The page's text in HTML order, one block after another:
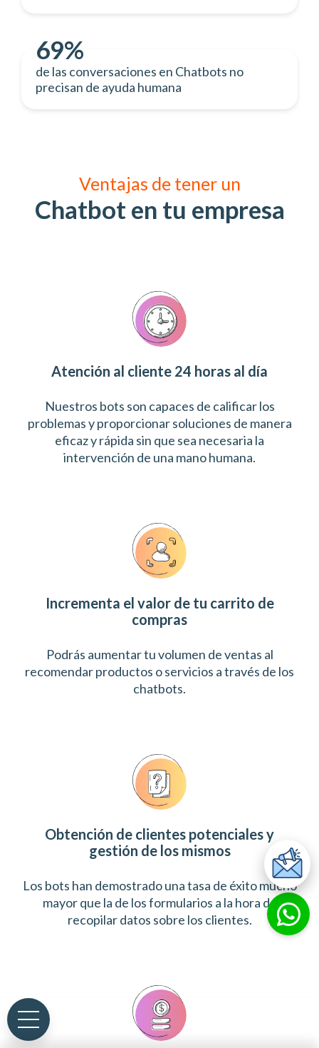
69%
de las conversaciones en Chatbots no
precisan de ayuda humana
Ventajas de tener un
Chatbot en tu empresa
Atención al cliente 24 horas al día
Nuestros bots son capaces de calificar los
problemas y proporcionar soluciones de manera
eficaz y rápida sin que sea necesaria la
intervención de una mano humana.
Incrementa el valor de tu carrito de
compras
Podrás aumentar tu volumen de ventas al
recomendar productos o servicios a través de los
chatbots.
Obtención de clientes potenciales y
gestión de los mismos
Los bots han demostrado una tasa de éxito mucho
mayor que la de los formularios a la hora de
recopilar datos sobre los clientes.